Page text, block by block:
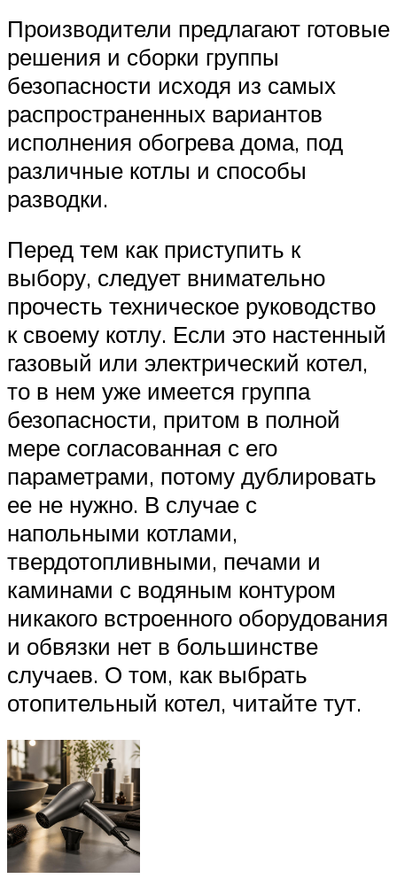
Производители предлагают готовые
решения и сборки группы
безопасности исходя из самых
распространенных вариантов
исполнения обогрева дома, под
различные котлы и способы
разводки.
Перед тем как приступить к
выбору, следует внимательно
прочесть техническое руководство
к своему котлу. Если это настенный
газовый или электрический котел,
то в нем уже имеется группа
безопасности, притом в полной
мере согласованная с его
параметрами, потому дублировать
ее не нужно. В случае с
напольными котлами,
твердотопливными, печами и
каминами с водяным контуром
никакого встроенного оборудования
и обвязки нет в большинстве
случаев. О том, как выбрать
отопительный котел, читайте тут.